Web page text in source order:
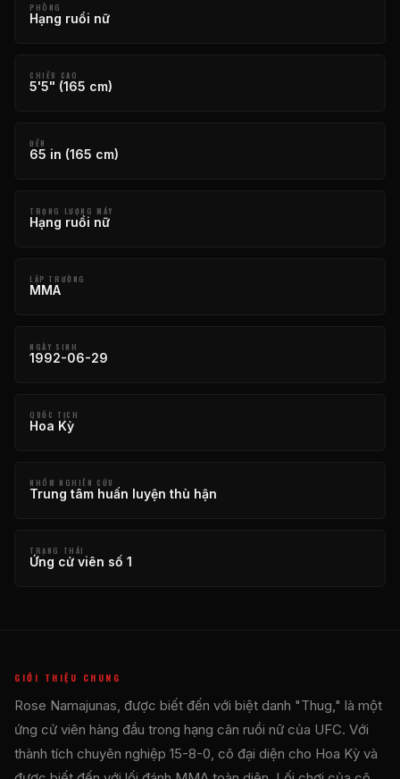
PHÒNG
Hạng ruồi nữ
CHIỀU CAO
5'5" (165 cm)
ĐẾN
65 in (165 cm)
TRỌNG LƯỢNG MÁY
Hạng ruồi nữ
LẬP TRƯỜNG
MMA
NGÀY SINH
1992-06-29
QUỐC TỊCH
Hoa Kỳ
NHÓM NGHIÊN CỨU
Trung tâm huấn luyện thù hận
TRẠNG THÁI
Ứng cử viên số 1
GIỚI THIỆU CHUNG
Rose Namajunas, được biết đến với biệt danh "Thug," là một
ứng cử viên hàng đầu trong hạng cân ruồi nữ của UFC. Với
thành tích chuyên nghiệp 15-8-0, cô đại diện cho Hoa Kỳ và